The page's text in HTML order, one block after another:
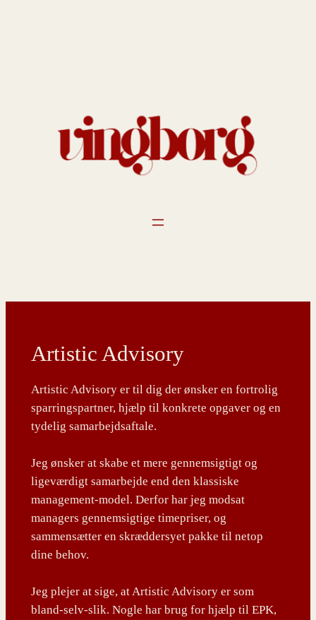
Artistic Advisory
Artistic Advisory er til dig der ønsker en fortrolig
sparringspartner, hjælp til konkrete opgaver og en
tydelig samarbejdsaftale.
Jeg ønsker at skabe et mere gennemsigtigt og
ligeværdigt samarbejde end den klassiske
management-model. Derfor har jeg modsat
managers gennemsigtige timepriser, og
sammensætter en skræddersyet pakke til netop
dine behov.
Jeg plejer at sige, at Artistic Advisory er som
bland-selv-slik. Nogle har brug for hjælp til EPK,